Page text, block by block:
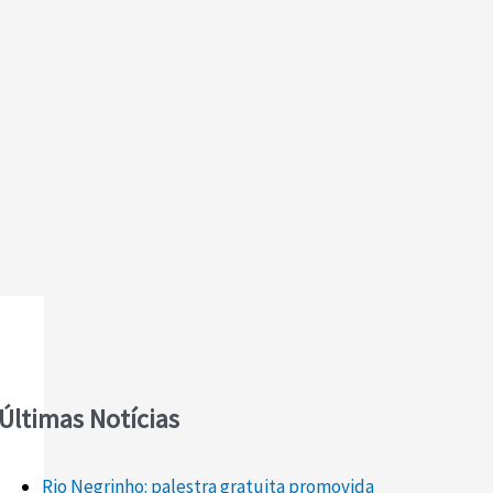
Notícias
Rio Negrinho: palestra gratuita promovida